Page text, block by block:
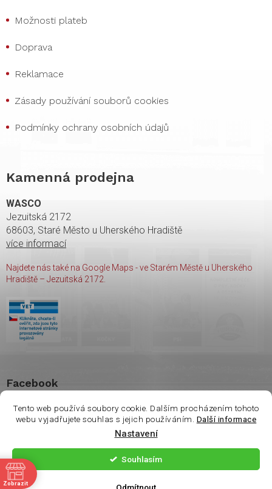
Tento web používá soubory cookie. Dalším procházením tohoto
webu vyjadřujete souhlas s jejich používáním. Další informace
Nastavení
Souhlasím
Možnosti plateb
Doprava
Reklamace
Zásady používání souborů cookies
Podmínky ochrany osobních údajů
Kamenná prodejna
WASCO
Jezuitská 2172
68603, Staré Město u Uherského Hradiště
více informací
Najdete nás také na Google Maps - ve Starém Městě u Uherského
Hradiště – Jezuitská 2172.
Facebook
Vytvořil Shoptet | Nakódoval
Copyright 2026 shop Wasco. Všechna práva vyhrazena.
Zobrazit